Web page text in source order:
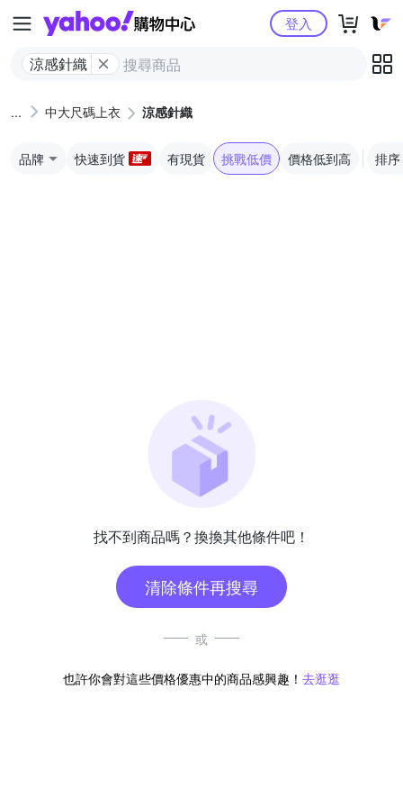
Yahoo購物中心
涼感針織
登入
中大尺碼上衣 涼感針織
品牌 快速到貨 有現貨 挑戰低價 價格低到高 排序
找不到商品嗎？換換其他條件吧！
清除條件再搜尋
或
也許你會對這些價格優惠中的商品感興趣！ 去逛逛